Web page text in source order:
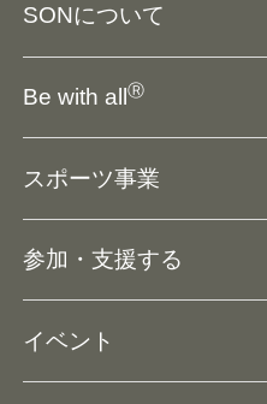
SONについて
SO組織について
役員等一覧
リソースページ
Be with allⓇ
スポーツ事業
ユニファイドスクール
参加・支援する
イベント